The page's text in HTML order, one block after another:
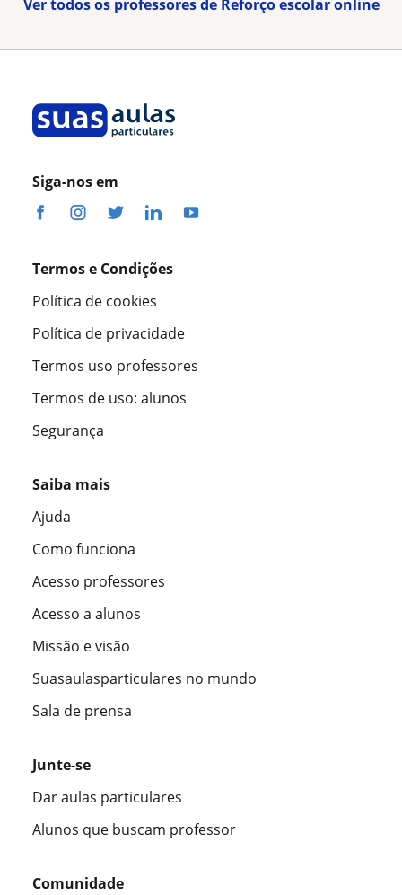
Ver todos os professores de Reforço escolar online
Siga-nos em
Termos e Condições
Política de cookies
Política de privacidade
Termos uso professores
Termos de uso: alunos
Segurança
Saiba mais
Ajuda
Como funciona
Acesso professores
Acesso a alunos
Missão e visão
Suasaulasparticulares no mundo
Sala de prensa
Junte-se
Dar aulas particulares
Alunos que buscam professor
Comunidade